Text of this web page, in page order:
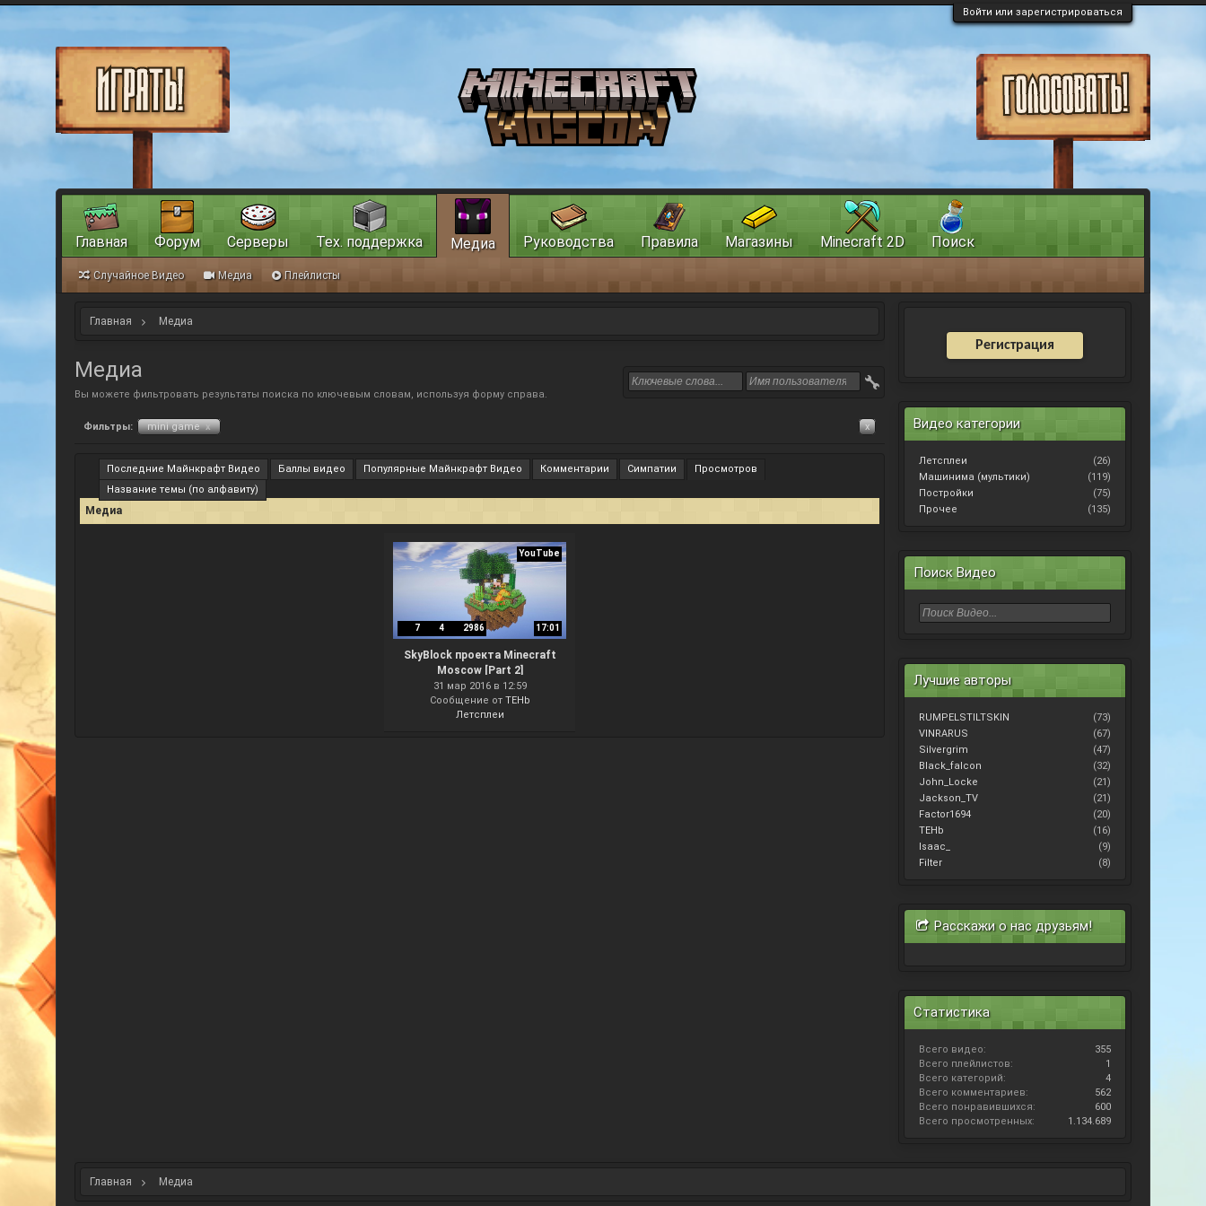
Войти или зарегистрироваться
Главная Медиа
Медиа
Вы можете фильтровать результаты поиска по ключевым словам, используя форму справа.
Фильтры: mini game x x
Последние Майнкрафт Видео Баллы видео Популярные Майнкрафт Видео Комментарии Симпатии
Просмотров
Название темы (по алфавиту)
Медиа
YouTube
7 4 2986 17:01
SkyBlock проекта Minecraft
Moscow [Part 2]
31 мар 2016 в 12:59
Сообщение от TEHb
Летсплеи
Регистрация
Видео категории
Летсплеи
(26)
Машинима (мультики)
(119)
Постройки
(75)
Прочее
(135)
Поиск Видео
Лучшие авторы
RUMPELSTILTSKIN
(73)
VINRARUS
(67)
Silvergrim
(47)
Black_falcon
(32)
John_Locke
(21)
Jackson_TV
(21)
Factor1694
(20)
TEHb
(16)
Isaac_
(9)
Filter
(8)
Расскажи о нас друзьям!
Статистика
Всего видео:
355
Всего плейлистов:
1
Всего категорий:
4
Всего комментариев:
562
Всего понравившихся:
600
Всего просмотренных:
1.134.689
Главная Медиа
Главная Форум Серверы Тех. поддержка Медиа
Случайное Видео Медиа Плейлисты
Руководства Правила Магазины Minecraft 2D Поиск